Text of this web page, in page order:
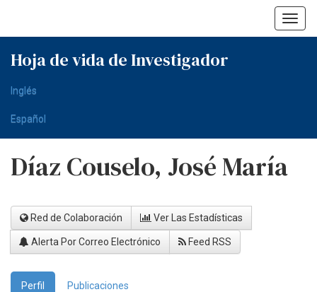
Hoja de vida de Investigador
Inglés
Español
Díaz Couselo, José María
Red de Colaboración Ver Las Estadísticas
Alerta Por Correo Electrónico Feed RSS
Perfil Publicaciones